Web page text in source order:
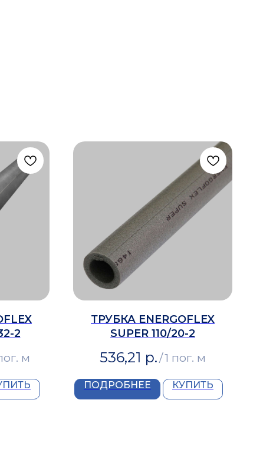
2
м
ТРУБКА ENERGOFLEX
SUPER 110/20-2
536,21 р./1 пог. м
ПОДРОБНЕЕ КУПИТЬ